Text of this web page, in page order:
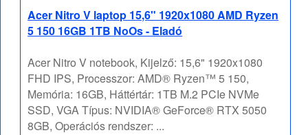
Acer Nitro V laptop 15,6" 1920x1080 AMD Ryzen
5 150 16GB 1TB NoOs - Eladó
Acer Nitro V notebook, Kijelző: 15,6" 1920x1080
FHD IPS, Processzor: AMD® Ryzen™ 5 150,
Memória: 16GB, Háttértár: 1TB M.2 PCIe NVMe
SSD, VGA Típus: NVIDIA® GeForce® RTX 5050
8GB, Operációs rendszer: ...